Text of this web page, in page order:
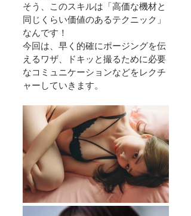
そう、このスキルは「高価な機材と
同じくらい価値のあるテクニック」
なんです！
今回は、早く的確にポージングを伝
えるワザ、ドキッと撮るために必要
なコミュニケーションなどをレクチ
ャーしていきます。